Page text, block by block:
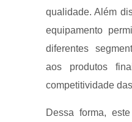
qualidade. Além
equipamento
diferentes
aos produtos
competitividade
Dessa forma,